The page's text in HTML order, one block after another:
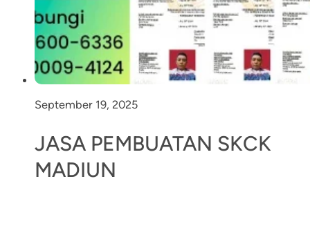
September 19, 2025
JASA PEMBUATAN SKCK
MADIUN